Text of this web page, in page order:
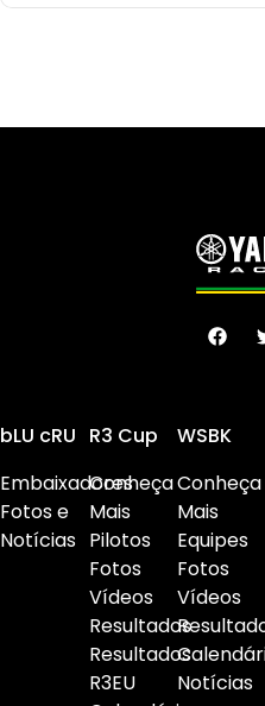
bLU cRU
Embaixadores
Fotos e
Notícias
R3 Cup
Conheça
Mais
Pilotos
Fotos
Vídeos
Resultados
Resultados
R3EU
WSBK
Conheça
Mais
Equipes
Fotos
Vídeos
Notícias